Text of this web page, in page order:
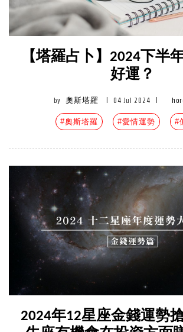
【塔羅占卜】2024下半
好運？
by 奧斯塔羅 04 Jul 2024
#奧斯塔羅 #愛情運勢 #
2024年12星座金錢運勢